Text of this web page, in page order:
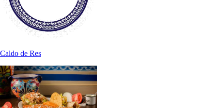
Caldo de Res